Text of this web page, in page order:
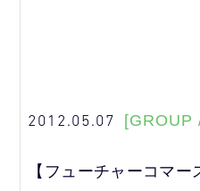
2012.05.07 [GROUP
【フューチャーコマ